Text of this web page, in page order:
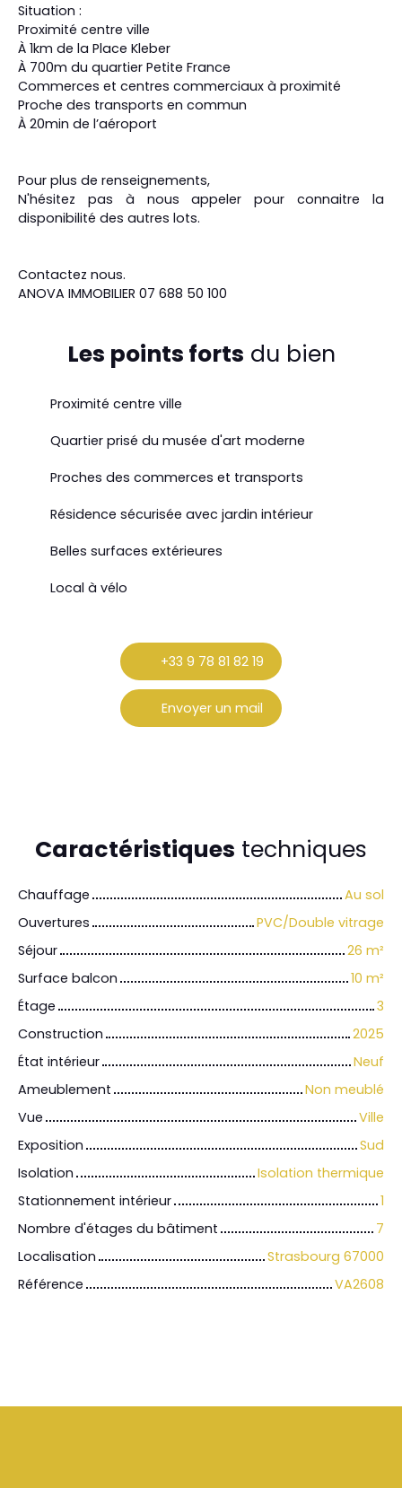
Situation :
Proximité centre ville
À 1km de la Place Kleber
À 700m du quartier Petite France
Commerces et centres commerciaux à proximité
Proche des transports en commun
À 20min de l’aéroport
Pour plus de renseignements,
N'hésitez pas à nous appeler pour connaitre la
disponibilité des autres lots.
Contactez nous.
ANOVA IMMOBILIER 07 688 50 100
Les points forts du bien
Proximité centre ville
Quartier prisé du musée d'art moderne
Proches des commerces et transports
Résidence sécurisée avec jardin intérieur
Belles surfaces extérieures
Local à vélo
+33 9 78 81 82 19
Envoyer un mail
Caractéristiques techniques
Chauffage
Au sol
Ouvertures
PVC/Double vitrage
Séjour
26 m²
Surface balcon
10 m²
Étage
3
Construction
2025
État intérieur
Neuf
Ameublement
Non meublé
Vue
Ville
Exposition
Sud
Isolation
Isolation thermique
Stationnement intérieur
1
Nombre d'étages du bâtiment
7
Localisation
Strasbourg 67000
Référence
VA2608